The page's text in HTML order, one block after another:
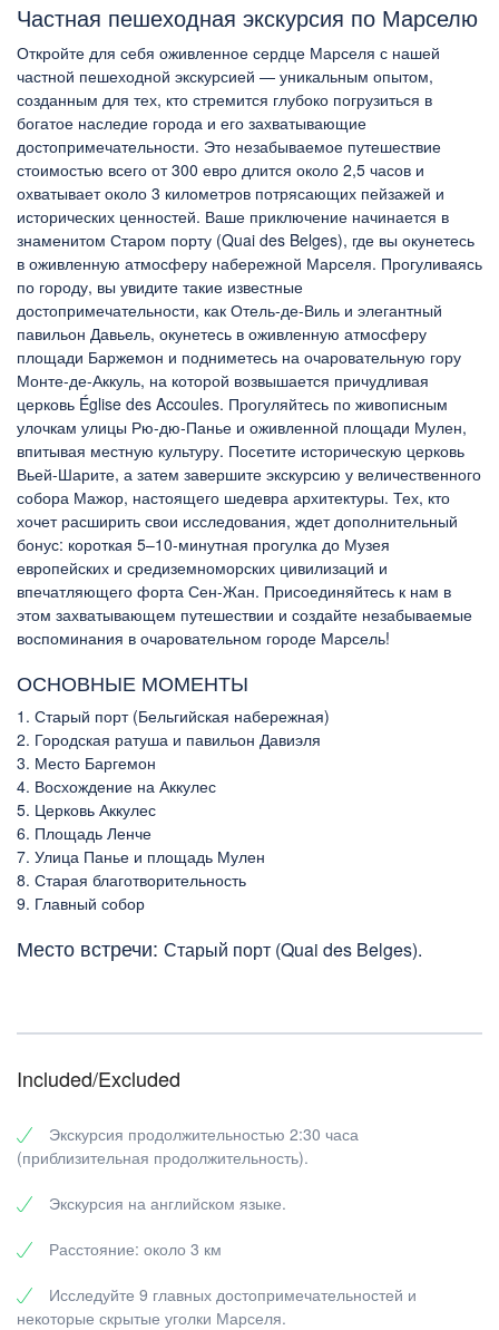
Частная пешеходная экскурсия по Марселю
Откройте для себя оживленное сердце Марселя с нашей
частной пешеходной экскурсией — уникальным опытом,
созданным для тех, кто стремится глубоко погрузиться в
богатое наследие города и его захватывающие
достопримечательности. Это незабываемое путешествие
стоимостью всего от 300 евро длится около 2,5 часов и
охватывает около 3 километров потрясающих пейзажей и
исторических ценностей. Ваше приключение начинается в
знаменитом Старом порту (Quai des Belges), где вы окунетесь
в оживленную атмосферу набережной Марселя. Прогуливаясь
по городу, вы увидите такие известные
достопримечательности, как Отель-де-Виль и элегантный
павильон Давьель, окунетесь в оживленную атмосферу
площади Баржемон и подниметесь на очаровательную гору
Монте-де-Аккуль, на которой возвышается причудливая
церковь Église des Accoules. Прогуляйтесь по живописным
улочкам улицы Рю-дю-Панье и оживленной площади Мулен,
впитывая местную культуру. Посетите историческую церковь
Вьей-Шарите, а затем завершите экскурсию у величественного
собора Мажор, настоящего шедевра архитектуры. Тех, кто
хочет расширить свои исследования, ждет дополнительный
бонус: короткая 5–10-минутная прогулка до Музея
европейских и средиземноморских цивилизаций и
впечатляющего форта Сен-Жан. Присоединяйтесь к нам в
этом захватывающем путешествии и создайте незабываемые
воспоминания в очаровательном городе Марсель!
ОСНОВНЫЕ МОМЕНТЫ
1. Старый порт (Бельгийская набережная)
2. Городская ратуша и павильон Давиэля
3. Место Баргемон
4. Восхождение на Аккулес
5. Церковь Аккулес
6. Площадь Ленче
7. Улица Панье и площадь Мулен
8. Старая благотворительность
9. Главный собор
Место встречи: Старый порт (Quai des Belges).
Included/Excluded
Экскурсия продолжительностью 2:30 часа
(приблизительная продолжительность).
Экскурсия на английском языке.
Расстояние: около 3 км
Исследуйте 9 главных достопримечательностей и
некоторые скрытые уголки Марселя.